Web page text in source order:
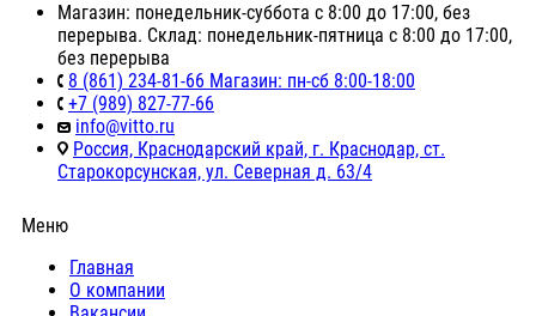
Магазин: понедельник-суббота с 8:00 до 17:00, без
перерыва. Склад: понедельник-пятница с 8:00 до 17:00,
без перерыва
8 (861) 234-81-66 Магазин: пн-сб 8:00-18:00
+7 (989) 827-77-66
info@vitto.ru
Россия, Краснодарский край, г. Краснодар, ст.
Старокорсунская, ул. Северная д. 63/4
Меню
Главная
О компании